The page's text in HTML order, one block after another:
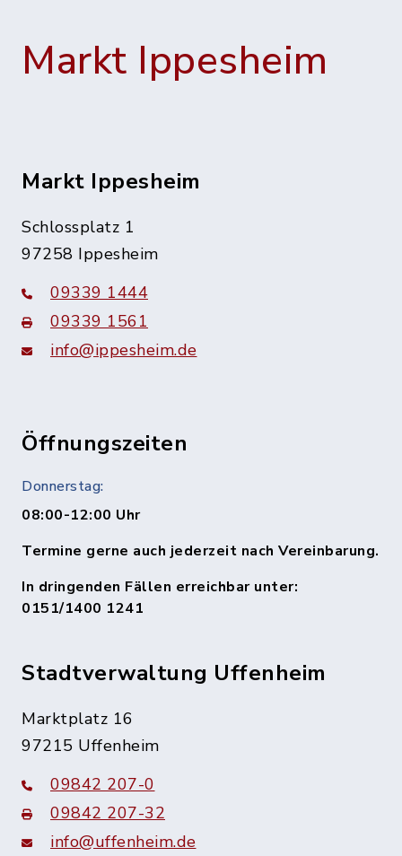
Markt Ippesheim
Markt Ippesheim
Schlossplatz 1
97258 Ippesheim
09339 1444
09339 1561
info@ippesheim.de
Öffnungszeiten
Donnerstag:
08:00-12:00 Uhr
Termine gerne auch jederzeit nach Vereinbarung.
In dringenden Fällen erreichbar unter:
0151/1400 1241
Stadtverwaltung Uffenheim
Marktplatz 16
97215 Uffenheim
09842 207-0
09842 207-32
info@uffenheim.de